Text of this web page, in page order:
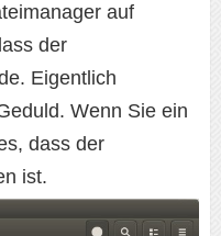
auf
der
Eigentlich
Wenn Sie ein
dass der
ist.